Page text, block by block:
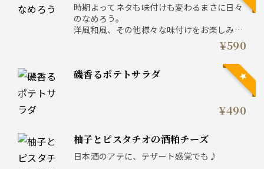
時期よってネタも味付けも変わるまさに日々
のなめろう。
洋風和風、その他様々な味付けをお楽しみく
¥590
磯香るポテトサラダ
¥490
柚子とピスタチオの酒粕チーズ
日本酒のアテに、テザート感覚でも♪